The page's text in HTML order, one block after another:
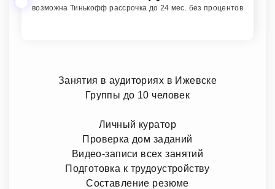
возможна Тинькофф рассрочка до 24 мес. без процентов
Занятия в аудиториях в Ижевске
Группы до 10 человек
Личный куратор
Проверка дом заданий
Видео-записи всех занятий
Подготовка к трудоустройству
Составление резюме